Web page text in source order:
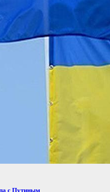
с Путиным